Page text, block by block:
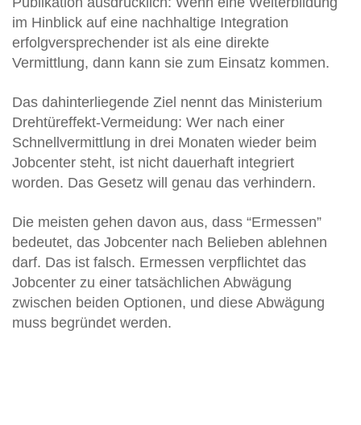
im Hinblick auf eine nachhaltige Integration
erfolgversprechender ist als eine direkte
Vermittlung, dann kann sie zum Einsatz kommen.
Das dahinterliegende Ziel nennt das Ministerium
Drehtüreffekt-Vermeidung: Wer nach einer
Schnellvermittlung in drei Monaten wieder beim
Jobcenter steht, ist nicht dauerhaft integriert
worden. Das Gesetz will genau das verhindern.
Die meisten gehen davon aus, dass “Ermessen”
bedeutet, das Jobcenter nach Belieben ablehnen
darf. Das ist falsch. Ermessen verpflichtet das
Jobcenter zu einer tatsächlichen Abwägung
zwischen beiden Optionen, und diese Abwägung
muss begründet werden.